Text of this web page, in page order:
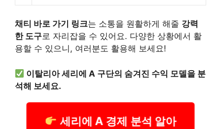
채티 바로 가기 링크는 소통을 원활하게 해줄 강력
한 도구로 자리잡을 수 있어요. 다양한 상황에서 활
용할 수 있으니, 여러분도 활용해 보세요!
이탈리아 세리에 A 구단의 숨겨진 수익 모델을 분
석해 보세요.
세리에 A 경제 분석 알아